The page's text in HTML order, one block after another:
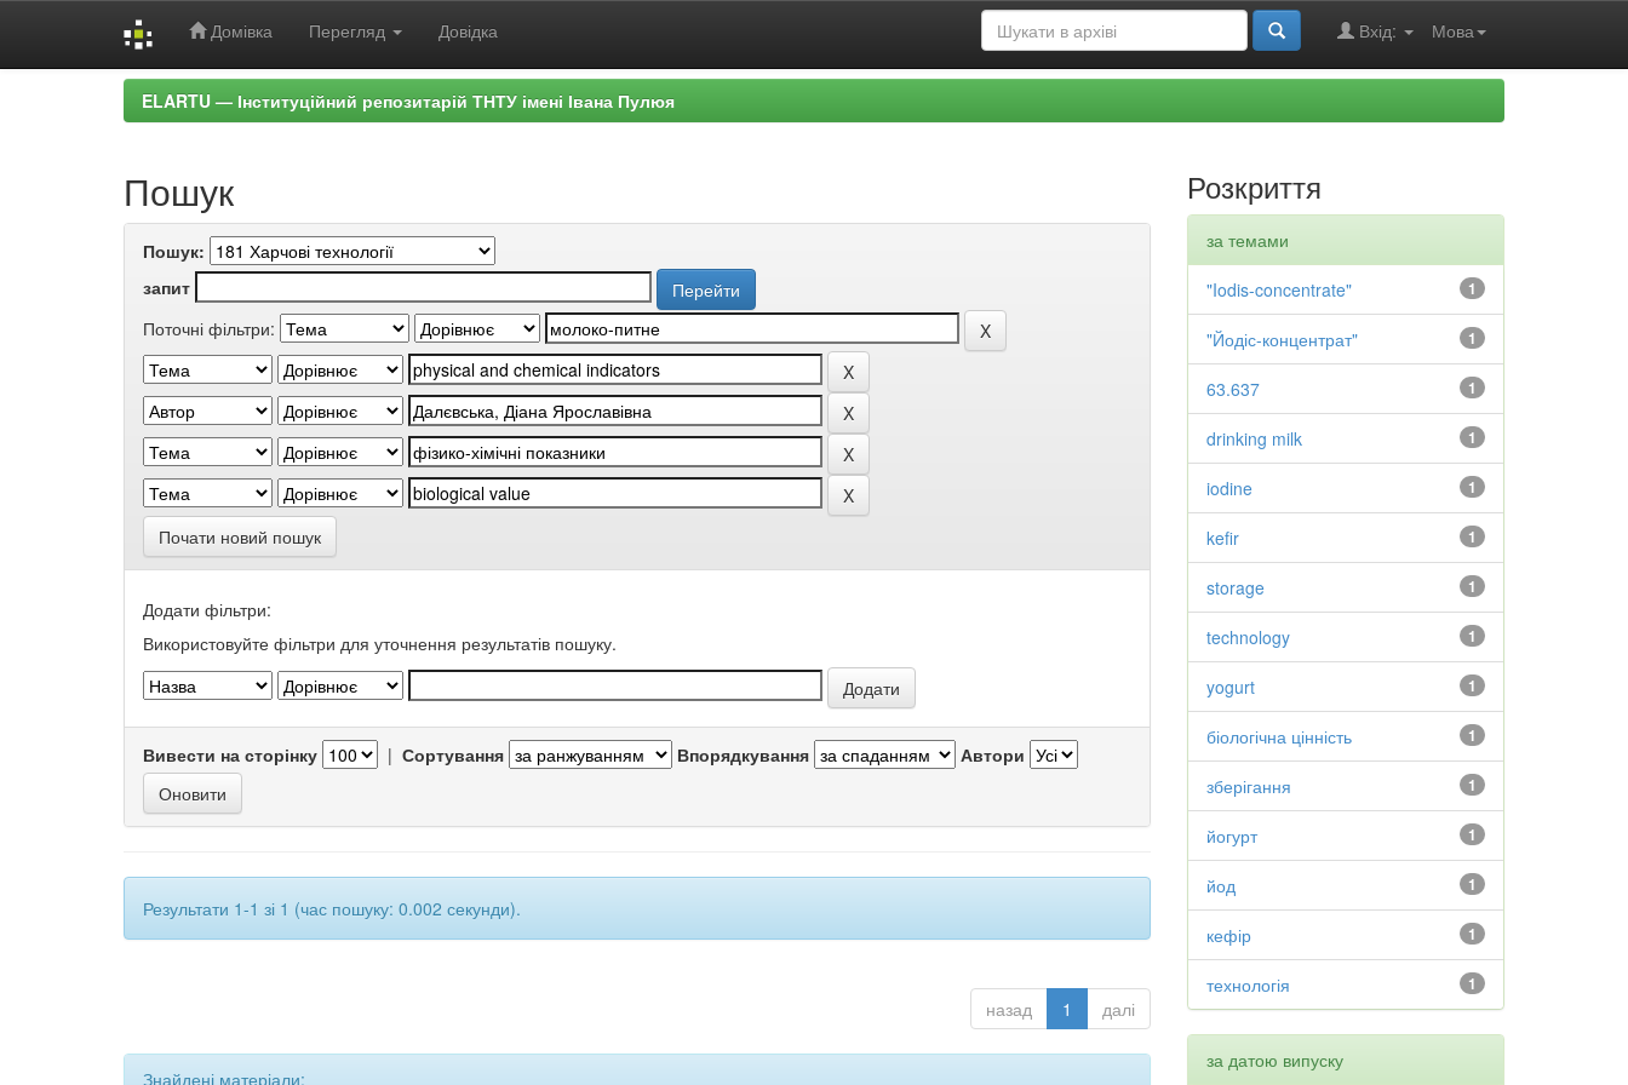
Домівка Перегляд Довідка Мова
Вхід:
ELARTU — Інституційний репозитарій ТНТУ імені Івана Пулюя
Пошук
Пошук:
запит
Поточні фільтри:
Почати новий пошук
Додати фільтри:
Використовуйте фільтри для уточнення результатів пошуку.
Вивести на сторінку | Сортування Впорядкування Автори
Результати 1-1 зі 1 (час пошуку: 0.002 секунди).
назад 1 далі
Знайдені матеріали:
Розкриття
за темами
1
"Iodis-concentrate"
1
"Йодіс-концентрат"
1
63.637
1
drinking milk
1
iodine
1
kefir
1
storage
1
technology
1
yogurt
1
біологічна цінність
1
зберігання
1
йогурт
1
йод
1
кефір
1
технологія
за датою випуску